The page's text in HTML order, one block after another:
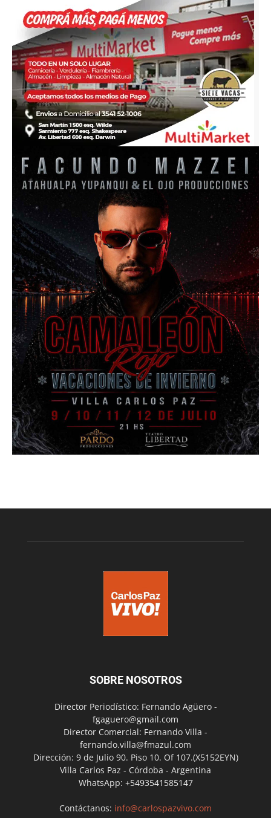
SOBRE NOSOTROS
Director Periodístico: Fernando Agüero -
fgaguero@gmail.com
Director Comercial: Fernando Villa -
fernando.villa@fmazul.com
Dirección: 9 de Julio 90. Piso 10. Of 107.(X5152EYN)
Villa Carlos Paz - Córdoba - Argentina
WhatsApp: +5493541585147
Contáctanos: info@carlospazvivo.com